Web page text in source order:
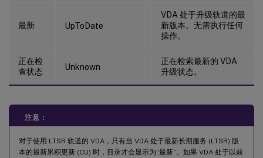
最新 UpToDate
VDA 处于升级轨道的最
新版本。无需执行任何
操作。
正在检
查状态
Unknown
正在检索最新的 VDA
升级状态。
注意：
对于使用 LTSR 轨道的 VDA，只有当 VDA 处于最新长期服务 (LTSR) 版
本的最新累积更新 (CU) 时，目录才会显示为“最新”。如果 VDA 处于以前